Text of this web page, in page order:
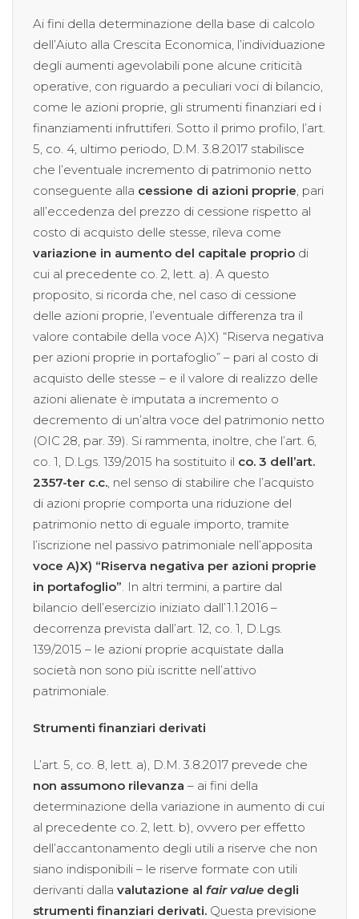
Ai fini della determinazione della base di calcolo
dell’Aiuto alla Crescita Economica, l’individuazione
degli aumenti agevolabili pone alcune criticità
operative, con riguardo a peculiari voci di bilancio,
come le azioni proprie, gli strumenti finanziari ed i
finanziamenti infruttiferi. Sotto il primo profilo, l’art.
5, co. 4, ultimo periodo, D.M. 3.8.2017 stabilisce
che l’eventuale incremento di patrimonio netto
conseguente alla cessione di azioni proprie , pari
all’eccedenza del prezzo di cessione rispetto al
costo di acquisto delle stesse, rileva come
variazione in aumento del capitale proprio di
cui al precedente co. 2, lett. a). A questo
proposito, si ricorda che, nel caso di cessione
delle azioni proprie, l’eventuale differenza tra il
valore contabile della voce A)X) “Riserva negativa
per azioni proprie in portafoglio” – pari al costo di
acquisto delle stesse – e il valore di realizzo delle
azioni alienate è imputata a incremento o
decremento di un’altra voce del patrimonio netto
(OIC 28, par. 39). Si rammenta, inoltre, che l’art. 6,
co. 1, D.Lgs. 139/2015 ha sostituito il co. 3 dell’art.
2357-ter c.c. , nel senso di stabilire che l’acquisto
di azioni proprie comporta una riduzione del
patrimonio netto di eguale importo, tramite
l’iscrizione nel passivo patrimoniale nell’apposita
voce A)X) “Riserva negativa per azioni proprie
in portafoglio” . In altri termini, a partire dal
bilancio dell’esercizio iniziato dall’1.1.2016 –
decorrenza prevista dall’art. 12, co. 1, D.Lgs.
139/2015 – le azioni proprie acquistate dalla
società non sono più iscritte nell’attivo
patrimoniale.
Strumenti finanziari derivati
L’art. 5, co. 8, lett. a), D.M. 3.8.2017 prevede che
non assumono rilevanza – ai fini della
determinazione della variazione in aumento di cui
al precedente co. 2, lett. b), ovvero per effetto
dell’accantonamento degli utili a riserve che non
siano indisponibili – le riserve formate con utili
derivanti dalla valutazione al fair value degli
strumenti finanziari derivati. Questa previsione